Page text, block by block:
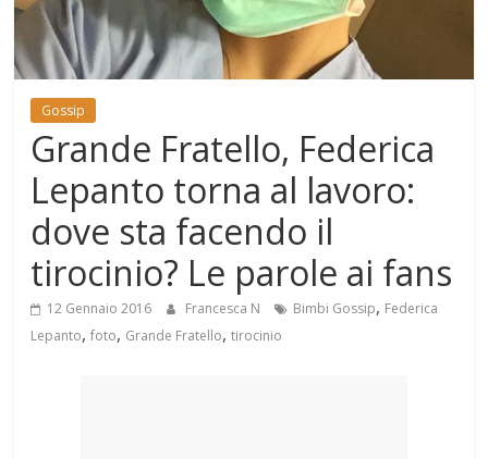
Mondo
Gossip
Grande Fratello, Federica
Lepanto torna al lavoro:
dove sta facendo il
tirocinio? Le parole ai fans
12 Gennaio 2016 Francesca N Bimbi Gossip, Federica
Lepanto,foto, Grande Fratello,tirocinio